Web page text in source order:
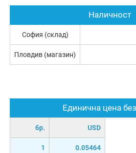
Единична цена
бр. USD
1 0.05464
Наличност
София (склад)
Пловдив (магазин)